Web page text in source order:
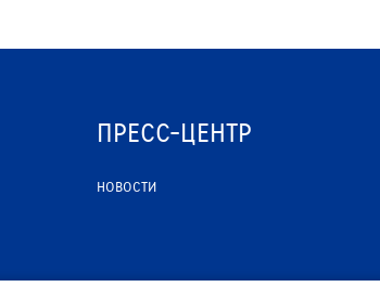
ПРЕСС-ЦЕНТР
НОВОСТИ